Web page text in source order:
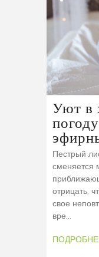
Уют в
Пестрый
сменяется
отрицать,
свое
вре...